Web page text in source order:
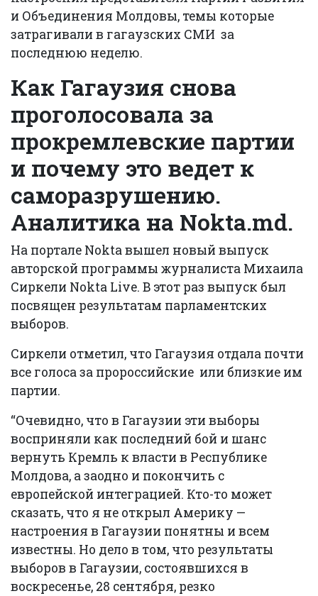
и Объединения Молдовы, темы которые
затрагивали в гагаузских СМИ за
последнюю неделю.
Как Гагаузия снова
проголосовала за
прокремлевские партии
и почему это ведет к
саморазрушению.
Аналитика на Nokta.md.
На портале Nokta вышел новый выпуск
авторской программы журналиста Михаила
Сиркели Nokta Live. В этот раз выпуск был
посвящен результатам парламентских
выборов.
Сиркели отметил, что Гагаузия отдала почти
все голоса за пророссийские или близкие им
партии.
“Очевидно, что в Гагаузии эти выборы
восприняли как последний бой и шанс
вернуть Кремль к власти в Республике
Молдова, а заодно и покончить с
европейской интеграцией. Кто-то может
сказать, что я не открыл Америку —
настроения в Гагаузии понятны и всем
известны. Но дело в том, что результаты
выборов в Гагаузии, состоявшихся в
воскресенье, 28 сентября, резко